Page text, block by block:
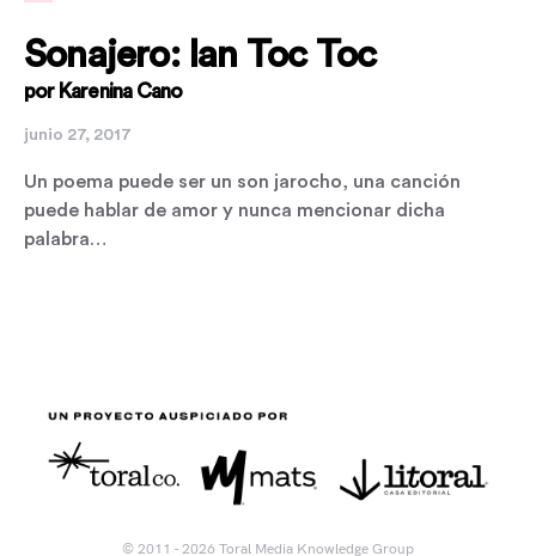
Sonajero: Ian Toc Toc
por Karenina Cano
junio 27, 2017
Un poema puede ser un son jarocho, una canción
puede hablar de amor y nunca mencionar dicha
palabra…
© 2011 - 2026 Toral Media Knowledge Group